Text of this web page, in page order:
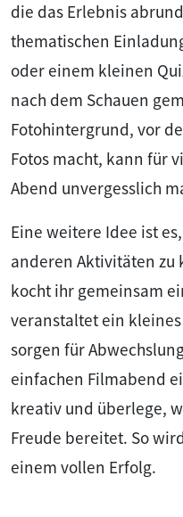
die das Erlebnis
thematischen
oder einem kleinen
nach dem Schauen
Fotohintergrund, vor
Fotos macht, kann für
Abend unvergesslich
Eine weitere Idee ist
anderen Aktivitäten
kocht ihr gemeinsam
veranstaltet ein
sorgen für
einfachen Filmabend
kreativ und überlege,
Freude bereitet. So
einem vollen Erfolg.